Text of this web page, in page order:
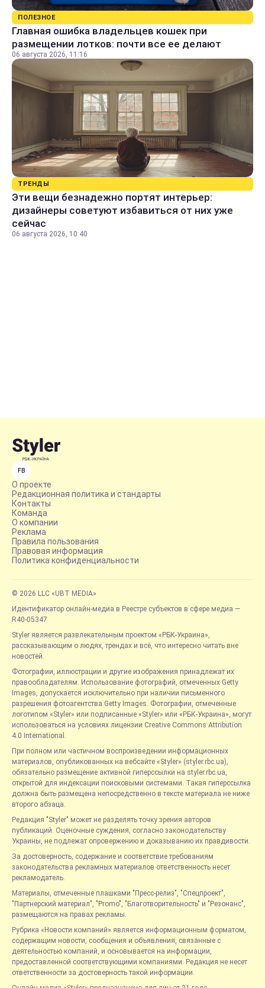
ПОЛЕЗНОЕ
Главная ошибка владельцев кошек при
размещении лотков: почти все ее делают
06 августа 2026, 11:16
ТРЕНДЫ
Эти вещи безнадежно портят интерьер:
дизайнеры советуют избавиться от них уже
сейчас
06 августа 2026, 10:40
FB
О проекте
Редакционная политика и стандарты
Контакты
Команда
О компании
Реклама
Правила пользования
Правовая информация
Политика конфиденциальности
© 2026 LLC «UBT MEDIA»
Идентификатор онлайн-медиа в Реестре субъектов в сфере медиа —
R40-05347
Styler является развлекательным проектом «РБК-Украина»,
рассказывающим о людях, трендах и всё, что интересно читать вне
новостей.
Фотографии, иллюстрации и другие изображения принадлежат их
правообладателям. Использование фотографий, отмеченных Getty
Images, допускается исключительно при наличии письменного
разрешения фотоагентства Getty Images. Фотографии, отмеченные
логотипом «Styler» или подписанные «Styler» или «РБК-Украина», могут
использоваться на условиях лицензии Creative Commons Attribution
4.0 International.
При полном или частичном воспроизведении информационных
материалов, опубликованных на вебсайте «Styler» (styler.rbc.ua),
обязательно размещение активной гиперссылки на styler.rbc.ua,
открытой для индексации поисковыми системами. Такая гиперссылка
должна быть размещена непосредственно в тексте материала не ниже
второго абзаца.
Редакция "Styler" может не разделять точку зрения авторов
публикаций. Оценочные суждения, согласно законодательству
Украины, не подлежат опровержению и доказыванию их правдивости.
За достоверность, содержание и соответствие требованиям
законодательства рекламных материалов ответственность несет
рекламодатель.
Материалы, отмеченные плашками "Пресс-релиз", "Спецпроект",
"Партнерский материал", "Promo", "Благотворительность" и "Резонанс",
размещаются на правах рекламы.
Рубрика «Новости компаний» является информационным форматом,
содержащим новости, сообщения и объявления, связанные с
деятельностью компаний, и основывается на информации,
предоставленной соответствующими компаниями. Редакция не несет
ответственности за достоверность такой информации.